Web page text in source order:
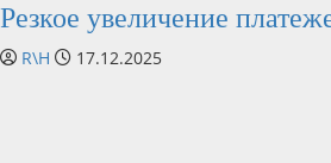
Резкое увеличение
R\H 17.12.2025